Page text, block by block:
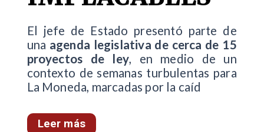
El jefe de Estado presentó parte de
una agenda legislativa de cerca de 15
proyectos de ley, en medio de un
contexto de semanas turbulentas para
La Moneda, marcadas por la caíd
Leer más